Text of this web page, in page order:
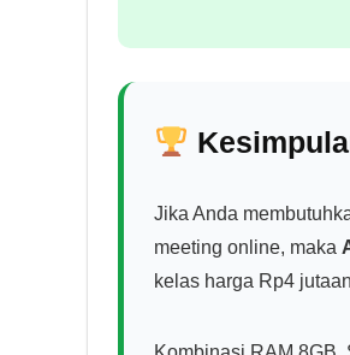
Jika Anda
meeting online, maka
kelas harga Rp4